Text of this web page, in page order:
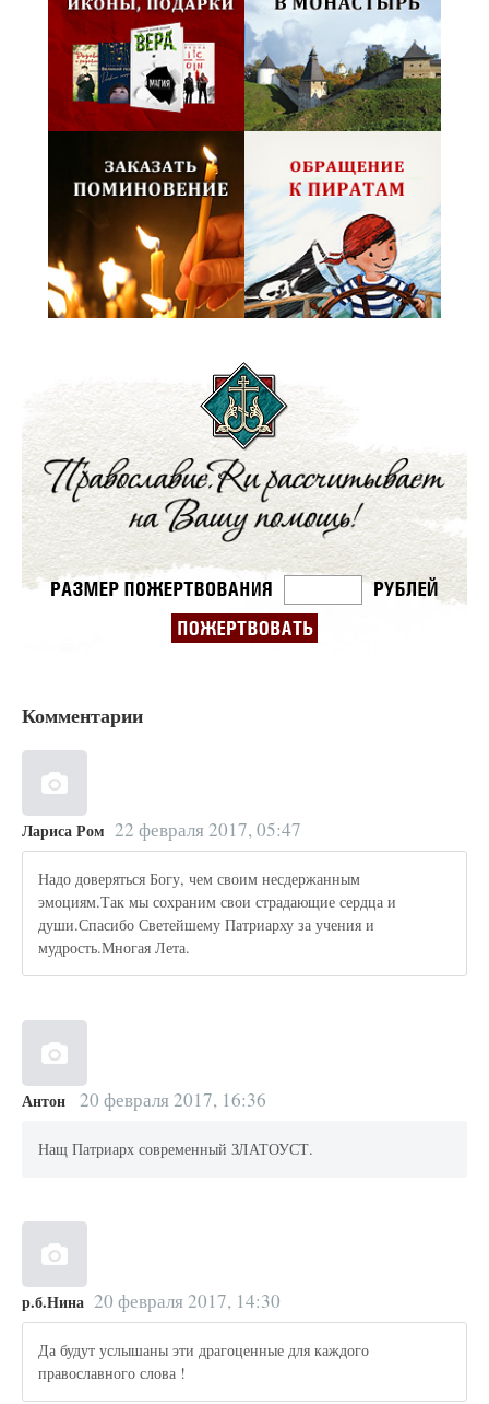
Комментарии
Лариса Ром 22 февраля 2017, 05:47
Надо доверяться Богу, чем своим несдержанным
эмоциям.Так мы сохраним свои страдающие сердца и
души.Спасибо Светейшему Патриарху за учения и
мудрость.Многая Лета.
Антон 20 февраля 2017, 16:36
Нащ Патриарх современный ЗЛАТОУСТ.
р.б.Нина 20 февраля 2017, 14:30
Да будут услышаны эти драгоценные для каждого
православного слова !